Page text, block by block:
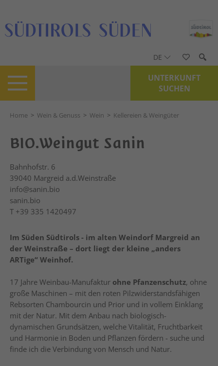
DE
UNTERKUNFT
SUCHEN
Home > Wein & Genuss > Wein > Kellereien & Weingüter
BIO.Weingut Sanin
Bahnhofstr. 6
39040 Margreid a.d.Weinstraße
info@sanin.bio
sanin.bio
T +39 335 1420497
Im Süden Südtirols - im alten Weindorf Margreid an
der Weinstraße – dort liegt der kleine „anders
ARTige“ Weinhof.
17 Jahre Weinbau-Manufaktur ohne Pfanzenschutz, ohne
große Maschinen – mit den roten Pilzwiderstandsfähigen
Rebsorten Chambourcin und Prior und in vollem Einklang
mit der Natur. Mit dem Anbau nach biologisch-
dynamischen Grundsätzen, welche Vitalität, Fruchtbarkeit
und Harmonie in Boden und Pflanzen fördern - suche und
finde ich die Verbindung von Mensch und Natur.